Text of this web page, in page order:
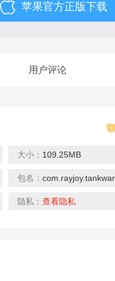
苹果官方正版下载
用户评论
大小： 109.25MB
包名：
隐私： 查看隐私
城 冥王神话
下载